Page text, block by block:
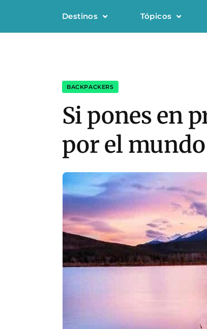
Destinos Tópicos
BACKPACKERS
Si pones en
por el